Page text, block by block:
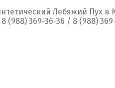
Лебяжий Пух в
(988) 369-36-36 / 8 (988)